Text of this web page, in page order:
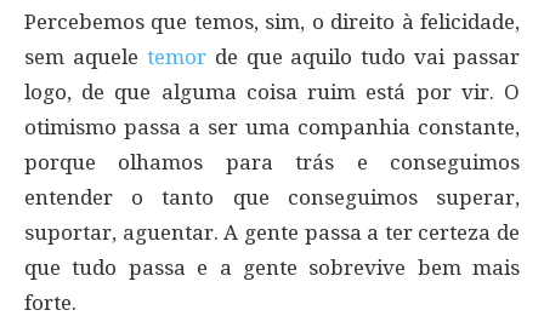
Percebemos que temos, sim, o direito à felicidade,
sem aquele temorde que aquilo tudo vai passar
logo, de que alguma coisa ruim está por vir. O
otimismo passa a ser uma companhia constante,
porque olhamos para trás e conseguimos
entender o tanto que conseguimos superar,
suportar, aguentar. A gente passa a ter certeza de
que tudo passa e a gente sobrevive bem mais
forte.